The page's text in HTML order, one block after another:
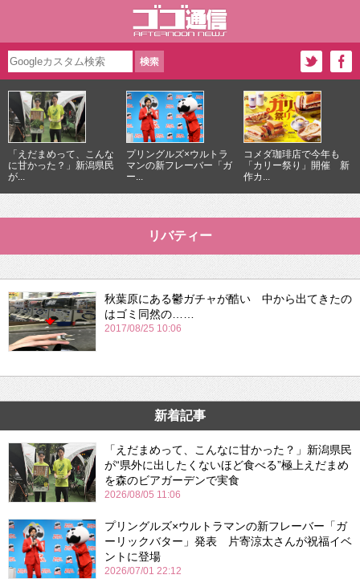
「えだまめって、こんな
に甘かった？」新潟県民
が...
プリングルズ×ウルトラ
マンの新フレーバー「ガ
ー...
コメダ珈琲店で今年も
「カリー祭り」開催 新
作カ...
リバティー
秋葉原にある鬱ガチャが酷い 中から出てきたの
はゴミ同然の……
2017/08/25 10:06
新着記事
「えだまめって、こんなに甘かった？」新潟県民
が“県外に出したくないほど食べる”極上えだまめ
を森のビアガーデンで実食
2026/08/05 11:06
プリングルズ×ウルトラマンの新フレーバー「ガ
ーリックバター」発表 片寄涼太さんが祝福イベ
ントに登場
2026/07/01 22:12